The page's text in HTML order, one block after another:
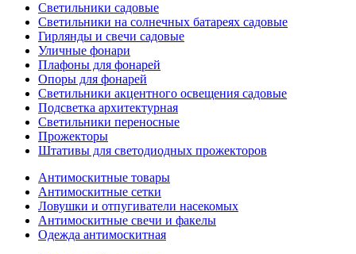
Светильники садовые
Светильники на солнечных батареях садовые
Гирлянды и свечи садовые
Уличные фонари
Плафоны для фонарей
Опоры для фонарей
Светильники акцентного освещения садовые
Подсветка архитектурная
Светильники переносные
Прожекторы
Штативы для светодиодных прожекторов
Антимоскитные товары
Антимоскитные сетки
Ловушки и отпугиватели насекомых
Антимоскитные свечи и факелы
Одежда антимоскитная